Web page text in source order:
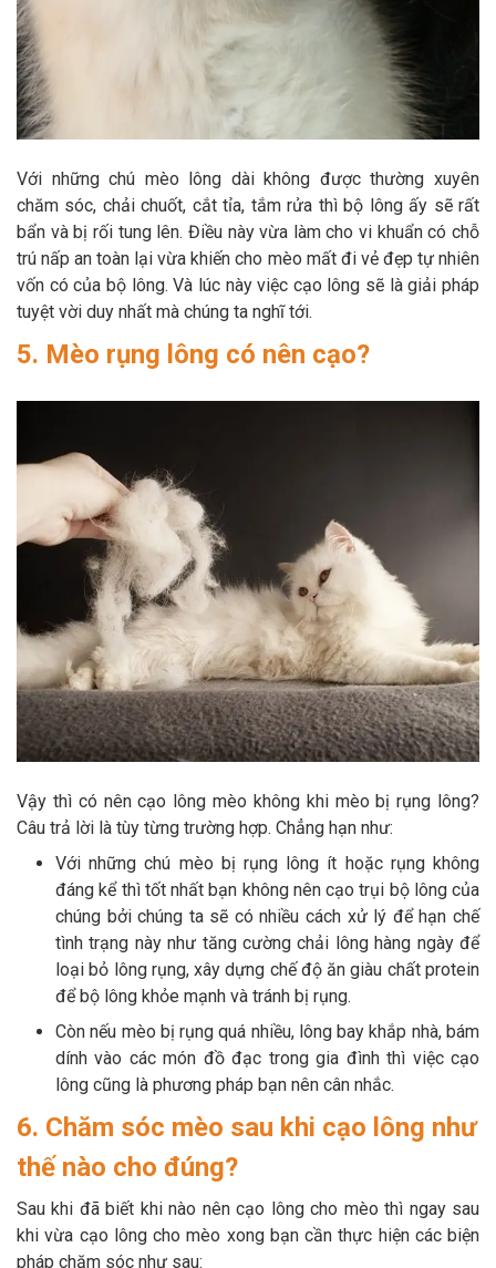
Với những chú mèo lông dài không được thường xuyên
chăm sóc, chải chuốt, cắt tỉa, tắm rửa thì bộ lông ấy sẽ rất
bẩn và bị rối tung lên. Điều này vừa làm cho vi khuẩn có chỗ
trú nấp an toàn lại vừa khiến cho mèo mất đi vẻ đẹp tự nhiên
vốn có của bộ lông. Và lúc này việc cạo lông sẽ là giải pháp
tuyệt vời duy nhất mà chúng ta nghĩ tới.
5. Mèo rụng lông có nên cạo?
Vậy thì có nên cạo lông mèo không khi mèo bị rụng lông?
Câu trả lời là tùy từng trường hợp. Chẳng hạn như:
Với những chú mèo bị rụng lông ít hoặc rụng không
đáng kể thì tốt nhất bạn không nên cạo trụi bộ lông của
chúng bởi chúng ta sẽ có nhiều cách xử lý để hạn chế
tình trạng này như tăng cường chải lông hàng ngày để
loại bỏ lông rụng, xây dựng chế độ ăn giàu chất protein
để bộ lông khỏe mạnh và tránh bị rụng.
Còn nếu mèo bị rụng quá nhiều, lông bay khắp nhà, bám
dính vào các món đồ đạc trong gia đình thì việc cạo
lông cũng là phương pháp bạn nên cân nhắc.
6. Chăm sóc mèo sau khi cạo lông như
thế nào cho đúng?
Sau khi đã biết khi nào nên cạo lông cho mèo thì ngay sau
khi vừa cạo lông cho mèo xong bạn cần thực hiện các biện
pháp chăm sóc như sau: